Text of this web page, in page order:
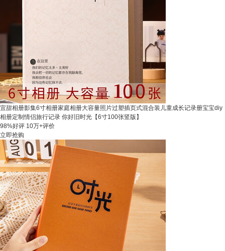
宜甜相册影集6寸相册家庭相册大容量照片过塑插页式混合装儿童成长记录册宝宝diy
相册定制情侣旅行记录 你好旧时光【6寸100张竖版】
98%好评 10万+评价
立即抢购